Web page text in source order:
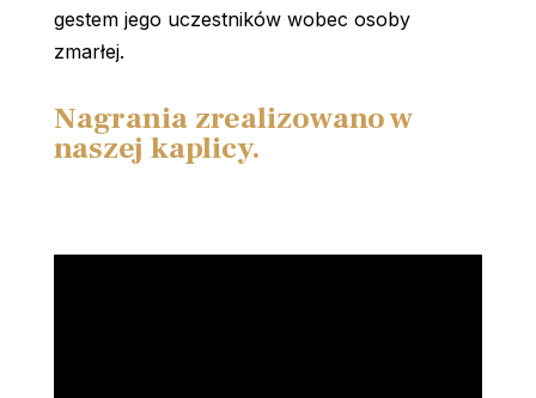
gestem jego uczestników wobec osoby
zmarłej.
Nagrania zrealizowano w
naszej kaplicy.